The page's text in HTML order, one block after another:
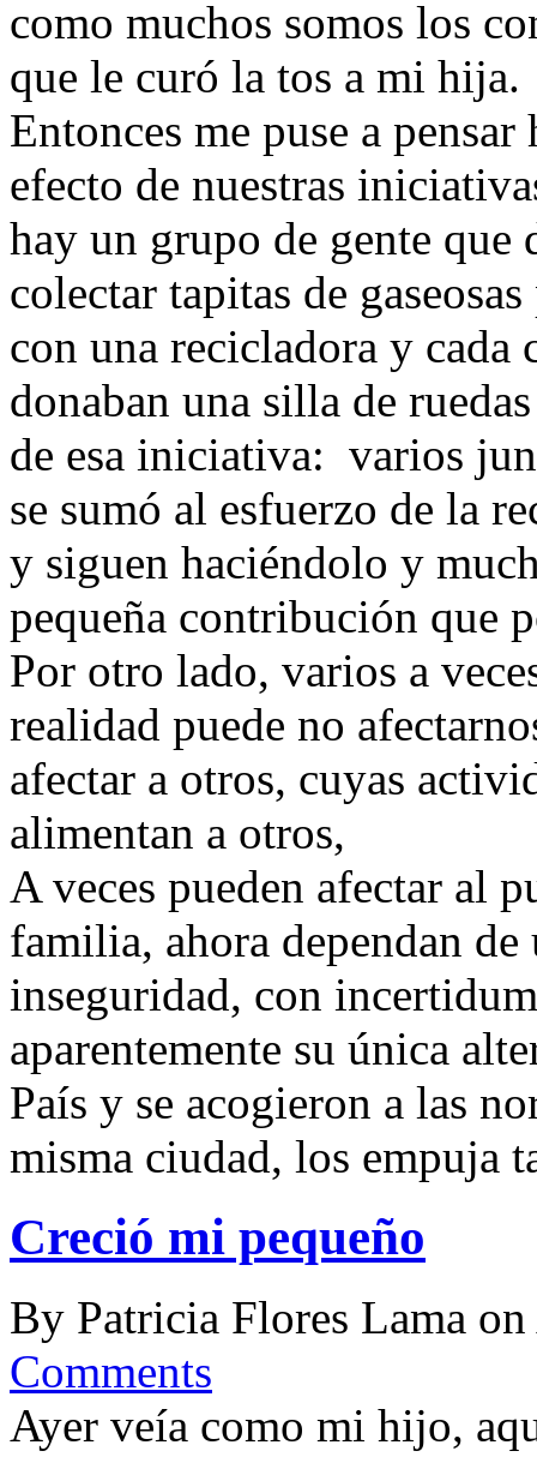
como muchos somos los
que le curó la tos a mi hija.
Entonces me puse a
efecto de nuestras
hay un grupo de gente que
colectar tapitas de
con una recicladora y cada
donaban una silla de
de esa iniciativa: varios
se sumó al esfuerzo de la
y siguen haciéndolo y
pequeña contribución que
Por otro lado, varios a
realidad puede no
afectar a otros, cuyas
alimentan a otros,
A veces pueden afectar al
familia, ahora dependan
inseguridad, con
aparentemente su única
País y se acogieron a las
misma ciudad, los empuja
Creció mi pequeño
By Patricia Flores Lama on
Comments
Ayer veía como mi hijo,